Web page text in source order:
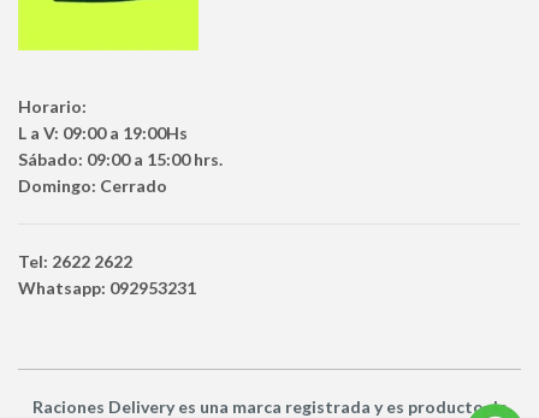
Horario:
L a V: 09:00 a 19:00Hs
Sábado: 09:00 a 15:00 hrs.
Domingo: Cerrado
Tel: 2622 2622
Whatsapp: 092953231
Raciones Deliveryes una marca registrada y es productode